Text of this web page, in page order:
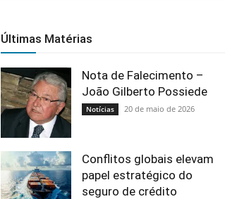
Últimas Matérias
Nota de Falecimento –
João Gilberto Possiede
Notícias 20 de maio de 2026
Conflitos globais elevam
papel estratégico do
seguro de crédito